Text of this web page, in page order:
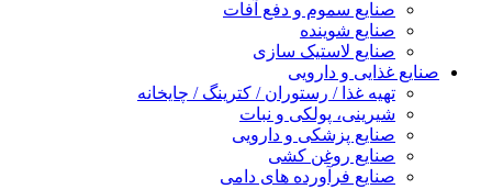
صنایع سموم و دفع آفات
صنایع شوینده
صنایع لاستیک سازی
صنایع غذایی و دارویی
تهیه غذا / رستوران / کترینگ / چایخانه
شیرینی، پولکی و نبات
صنایع پزشکی و دارویی
صنایع روغن کشی
صنایع فرآورده های دامی